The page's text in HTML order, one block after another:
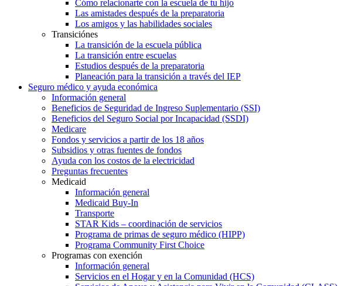
Cómo relacionarte con la escuela de tu hijo
Las amistades después de la preparatoria
Los amigos y las habilidades sociales
Transiciónes
La transición de la escuela pública
La transición entre escuelas
Estudios después de la preparatoria
Planeación para la transición a través del IEP
Seguro médico y ayuda económica
Información general
Beneficios de Seguridad de Ingreso Suplementario (SSI)
Beneficios del Seguro Social por Incapacidad (SSDI)
Medicare
Fondos y servicios a partir de los 18 años
Subsidios y otras fuentes de fondos
Ayuda con los costos de la electricidad
Preguntas frecuentes
Medicaid
Información general
Medicaid Buy-In
Transporte
STAR Kids – coordinación de servicios
Programa de primas de seguro médico (HIPP)
Programa Community First Choice
Programas con exención
Información general
Servicios en el Hogar y en la Comunidad (HCS)